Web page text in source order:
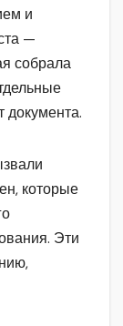
и
—
собрала
документа.
которые
Эти